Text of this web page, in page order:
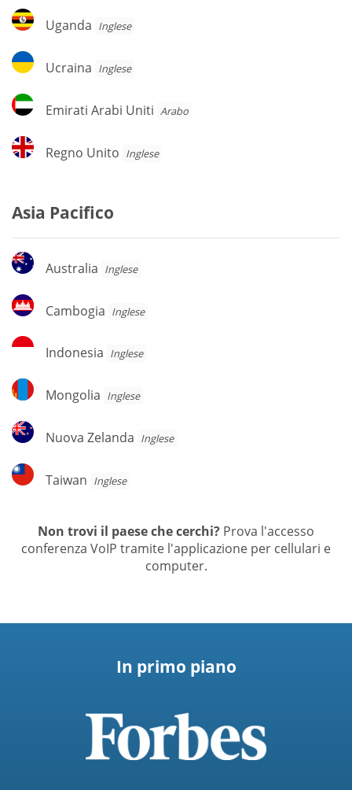
Uganda
Uganda Inglese
Ucraina
Ucraina Inglese
Emirati
Arabi
Emirati Arabi Uniti Arabo
Regno
Unito
Regno Unito Inglese
Asia Pacifico
Australia
Australia Inglese
Cambogia
Cambogia Inglese
Indonesia
Indonesia Inglese
Mongolia
Mongolia Inglese
Nuova
Zelanda
Nuova Zelanda Inglese
Taiwan
Taiwan Inglese
Non trovi il paese che cerchi? Prova l'accesso
conferenza VoIP tramite l'applicazione per cellulari e
computer.
In primo piano